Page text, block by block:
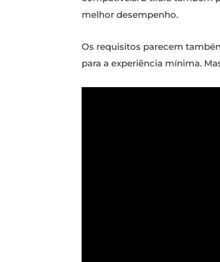
melhor desempenho.
Os requisitos parecem
para a experiência mínima.